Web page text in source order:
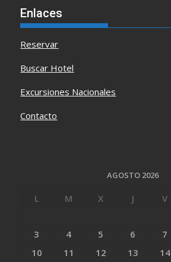
Enlaces
Reservar
Buscar Hotel
Excursiones Nacionales
Contacto
AGOSTO 2026
L M X J V
3
4 5 6 7
10
11 12 13 14